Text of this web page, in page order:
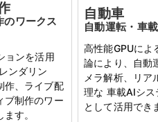
のワークス
ョンを活用
ンダリン
作、ライブ配
ブ制作のワー
す。
自動車
自動運転・車
高性能GPUによ
論により、自動
メラ解析、リア
理な 車載AIシ
として活用でき